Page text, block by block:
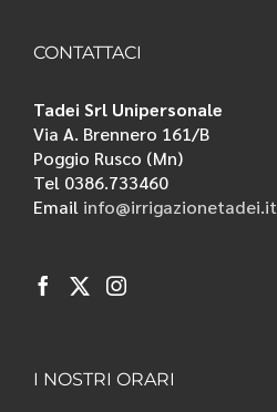
CONTATTACI
Tadei Srl Unipersonale
Via A. Brennero 161/B
Poggio Rusco (Mn)
Tel 0386.733460
Email info@irrigazionetadei.it
I NOSTRI ORARI